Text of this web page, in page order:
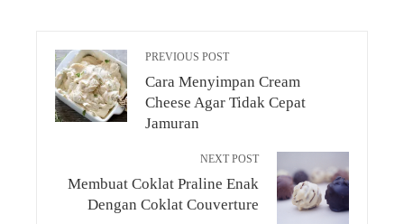
PREVIOUS POST
Cara Menyimpan Cream
Cheese Agar Tidak Cepat
Jamuran
NEXT POST
Membuat Coklat Praline Enak
Dengan Coklat Couverture